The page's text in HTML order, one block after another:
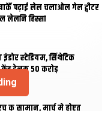
पढ़ाई लेल चलाओल गेल ट्वीटर
लेलनि हिस्सा
स्‍टेडि‍यम, सिंथेटिक
देलक 50 करोड़
क सामान, मार्च मे होएत